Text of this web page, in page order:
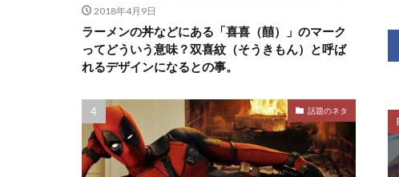
2018年4月9日
ラーメンの丼などにある「喜喜（囍）」のマーク
ってどういう意味？双喜紋（そうきもん）と呼ば
れるデザインになるとの事。
話題のネタ